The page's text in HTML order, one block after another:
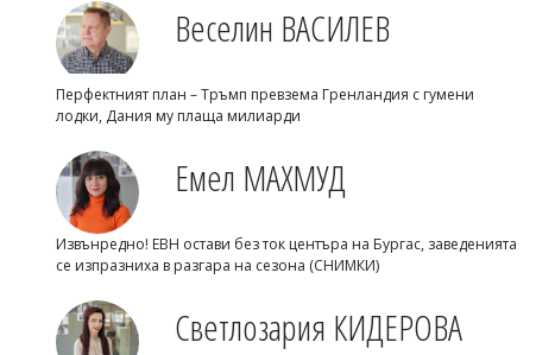
Веселин ВАСИЛЕВ
Перфектният план – Тръмп превзема Гренландия с гумени
лодки, Дания му плаща милиарди
Емел МАХМУД
Извънредно! ЕВН остави без ток центъра на Бургас, заведенията
се изпразниха в разгара на сезона (СНИМКИ)
Светлозария КИДЕРОВА